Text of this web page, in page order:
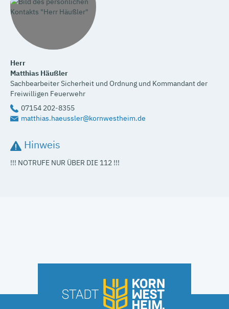
Herr
Matthias Häußler
Sachbearbeiter Sicherheit und Ordnung und Kommandant der
Freiwilligen Feuerwehr
matthias.haeussler@kornwestheim.de
07154 202-8355
Hinweis
!!! NOTRUFE NUR ÜBER DIE 112 !!!